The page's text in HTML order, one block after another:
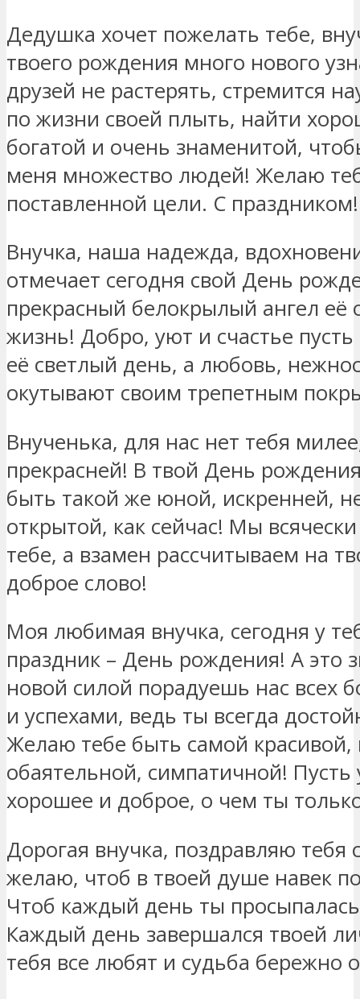
Дедушка хочет пожелать тебе,
твоего рождения много нового
друзей не растерять, стремится
по жизни своей плыть, найти
богатой и очень знаменитой,
меня множество людей! Желаю
поставленной цели. С праздником!
Внучка, наша надежда,
отмечает сегодня свой День
прекрасный белокрылый ангел её
жизнь! Добро, уют и счастье
её светлый день, а любовь,
окутывают своим трепетным
Внученька, для нас нет тебя
прекрасней! В твой День
быть такой же юной, искренней,
открытой, как сейчас! Мы
тебе, а взамен рассчитываем на
доброе слово!
Моя любимая внучка, сегодня у
праздник – День рождения! А это
новой силой порадуешь нас всех
и успехами, ведь ты всегда
Желаю тебе быть самой
обаятельной, симпатичной! Пусть
хорошее и доброе, о чем ты
Дорогая внучка, поздравляю
желаю, чтоб в твоей душе навек
Чтоб каждый день ты
Каждый день завершался твоей
тебя все любят и судьба бережно